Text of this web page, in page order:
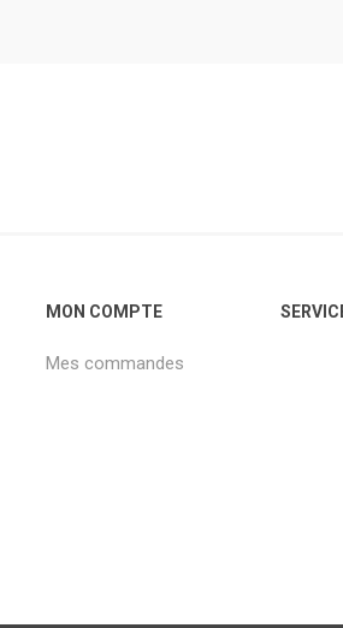
MON COMPTE
Mes commandes